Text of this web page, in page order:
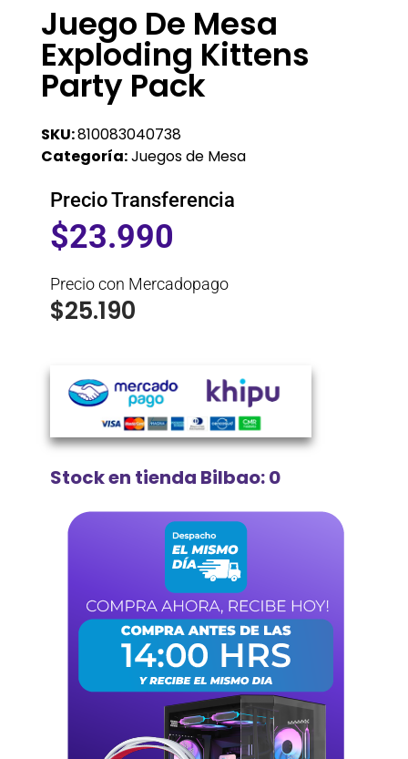
Juego De Mesa
Exploding Kittens
Party Pack
SKU:810083040738
Categoría:Juegos de Mesa
Precio Transferencia
$23.990
Precio con Mercadopago
$25.190
Stock en tienda Bilbao: 0